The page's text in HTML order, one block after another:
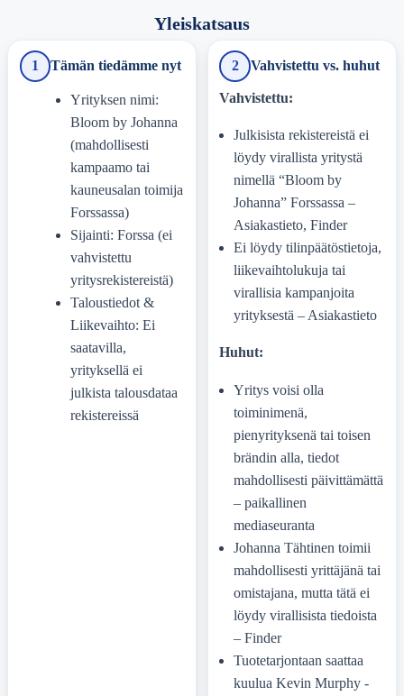
Yleiskatsaus
1 Tämän tiedämme nyt
Yrityksen nimi:
Bloom by Johanna
(mahdollisesti
kampaamo tai
kauneusalan toimija
Forssassa)
Sijainti: Forssa (ei
vahvistettu
yritysrekistereistä)
Taloustiedot &
Liikevaihto: Ei
saatavilla,
yrityksellä ei
julkista talousdataa
rekistereissä
2 Vahvistettu vs. huhut
Vahvistettu:
Julkisista rekistereistä ei
löydy virallista yritystä
nimellä “Bloom by
Johanna” Forssassa –
Asiakastieto, Finder
Ei löydy tilinpäätöstietoja,
liikevaihtolukuja tai
virallisia kampanjoita
yrityksestä – Asiakastieto
Huhut:
Yritys voisi olla
toiminimenä,
pienyrityksenä tai toisen
brändin alla, tiedot
mahdollisesti päivittämättä
– paikallinen
mediaseuranta
Johanna Tähtinen toimii
mahdollisesti yrittäjänä tai
omistajana, mutta tätä ei
löydy virallisista tiedoista
– Finder
Tuotetarjontaan saattaa
kuulua Kevin Murphy -